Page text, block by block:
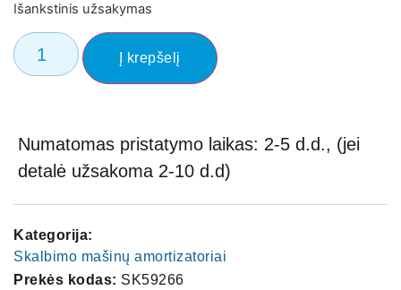
Išankstinis užsakymas
Į krepšelį
Numatomas pristatymo laikas: 2-5 d.d., (jei
detalė užsakoma 2-10 d.d)
Kategorija:
Skalbimo mašinų amortizatoriai
Prekės kodas: SK59266